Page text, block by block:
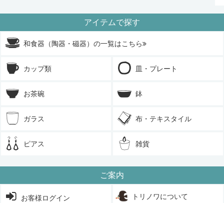
アイテムで探す
和食器（陶器・磁器）の一覧はこちら
カップ類 皿・プレート
お茶碗 鉢
ガラス 布・テキスタイル
ピアス 雑貨
ご案内
お客様ログイン トリノワについて